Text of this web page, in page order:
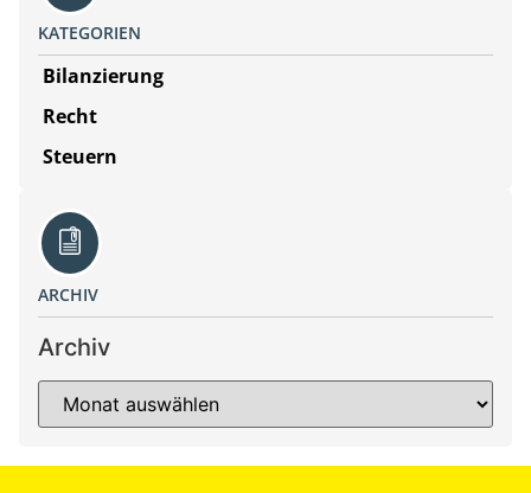
KATEGORIEN
Bilanzierung
Recht
Steuern
ARCHIV
Archiv